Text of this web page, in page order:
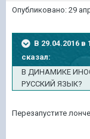
Опубликовано: 29
В 29.04.2016 в
сказал:
В ДИНАМИКЕ
РУССКИЙ ЯЗЫК?
Перезапустите